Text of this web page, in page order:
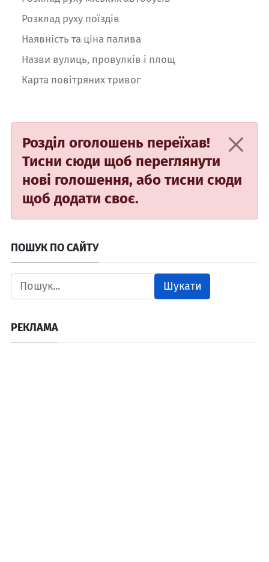
Розклад руху поїздів
Наявність та ціна палива
Назви вулиць, провулків і площ
Карта повітряних тривог
Розділ оголошень переїхав!
Тисни сюди щоб переглянути
нові голошення, або тисни сюди
щоб додати своє.
ПОШУК ПО САЙТУ
Шукати
РЕКЛАМА